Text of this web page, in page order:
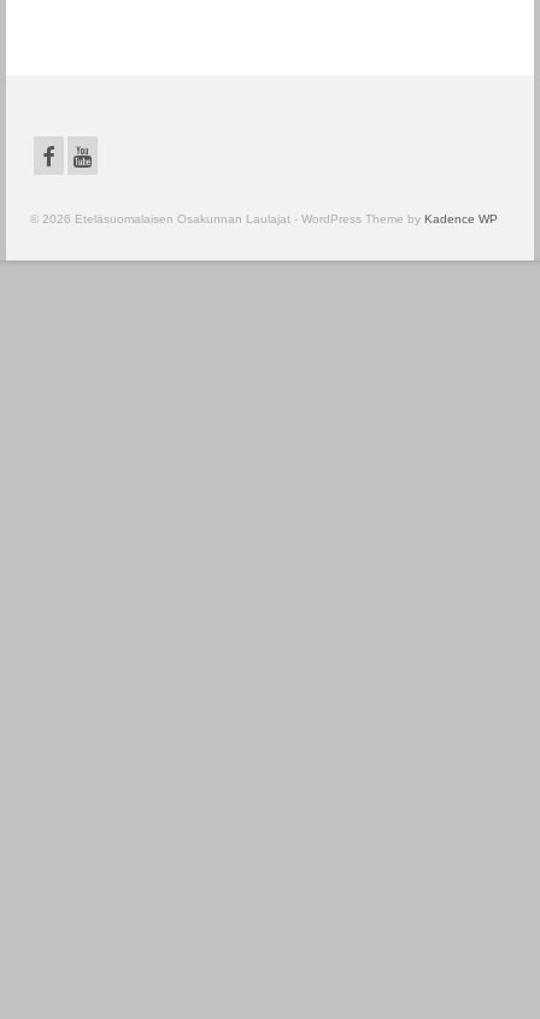
© 2026 Eteläsuomalaisen Osakunnan Laulajat - WordPress Theme by Kadence WP